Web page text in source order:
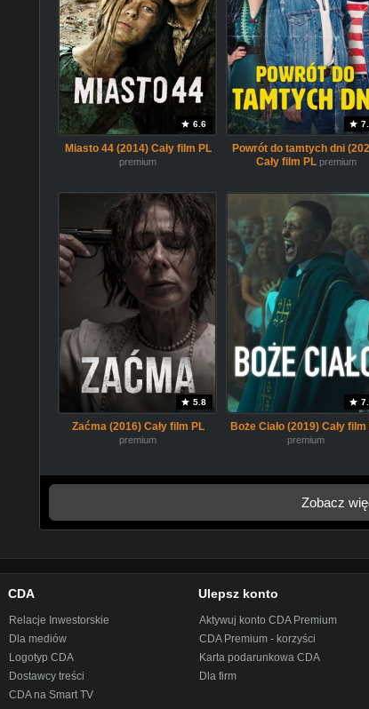
6.6
Miasto 44 (2014) Cały film PL
premium
Powrót do tamtych dni
Cały film PL premium
5.8
Zaćma (2016) Cały film PL
premium
Boże Ciało (2019) Cały film
premium
Zobacz
CDA
Relacje Inwestorskie
Dla mediów
Logotyp CDA
Dostawcy treści
CDA na Smart TV
Ulepsz konto
Aktywuj konto CDA Premium
CDA Premium - korzyści
Karta podarunkowa CDA
Dla firm